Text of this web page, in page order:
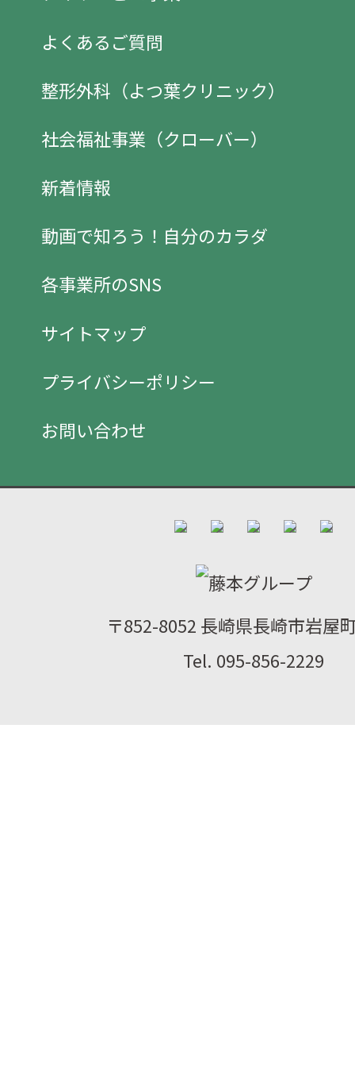
よくあるご質問
整形外科（よつ葉クリニック）
社会福祉事業（クローバー）
新着情報
動画で知ろう！自分のカラダ
各事業所のSNS
サイトマップ
プライバシーポリシー
お問い合わせ
〒852-8052 長崎県長崎市岩屋
Tel. 095-856-2229